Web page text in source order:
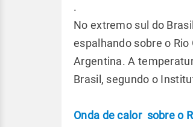
.
No extremo sul do
espalhando sobre o
Argentina. A
Brasil, segundo o
Onda de calor sobre o